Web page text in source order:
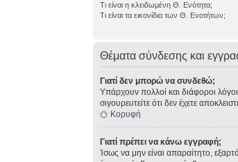
Τι είναι η κλειδωμένη Θ. Ενότητα;
Τι είναι τα εικονίδια των Θ. Ενοτήτων;
Θέματα σύνδεσης και
Γιατί δεν μπορώ να συνδεθώ;
Υπάρχουν πολλοί και διάφοροι
σιγουρευτείτε ότι δεν έχετε
Κορυφή
Γιατί πρέπει να κάνω εγγραφή;
Ίσως να μην είναι απαραίτητο,